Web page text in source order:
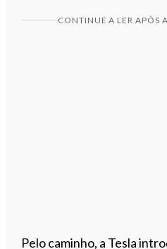
CONTINUE A LER APÓS
Pelo caminho, a Tesla